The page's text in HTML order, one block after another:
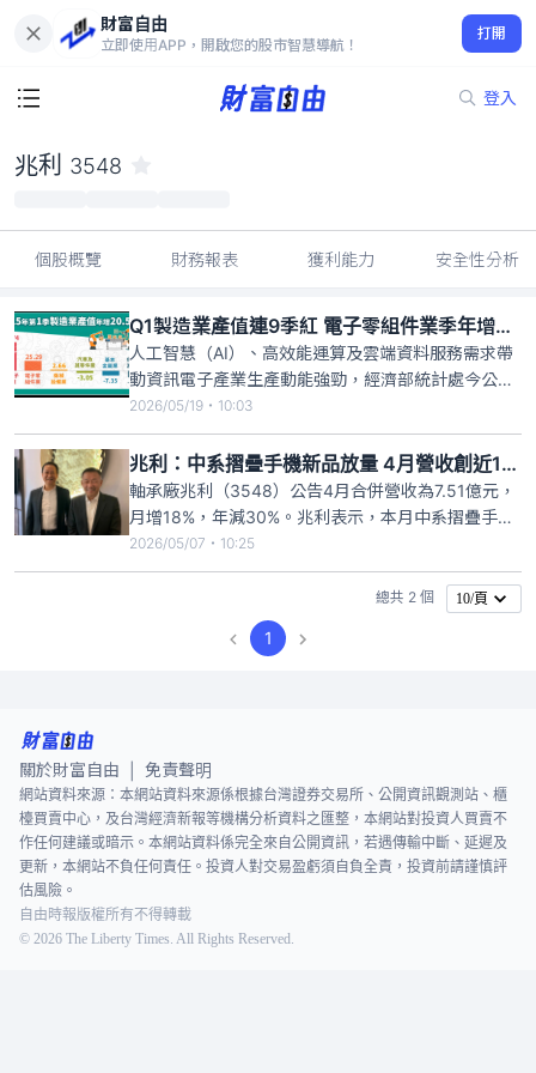
財富自由
立即使用APP，開啟您的股市智慧導航！
打開
登入
76.10
-1.29%
兆利 3548
個股概覽 財務報表 獲利能力 安全性分析
Q1製造業產值連9季紅 電子零組件業季年增25％
人工智慧（AI）、高效能運算及雲端資料服務需求帶
動資訊電子產業生產動能強勁，經濟部統計處今公
布，今年第1季製造業產值5兆9510億元，季年增
20.58%，也是連續9季正成長。其中，電子零組件業
產值2兆1779億元，季年增25.29%。統計處說明，AI
需求暢旺，推升資訊電子產業生產動能，但部分傳統
產業
2026/05/19・10:03
兆利：中系摺疊手機新品放量 4月營收創近11個月新高
軸承廠兆利（3548）公告4月合併營收為7.51億元，
月增18%，年減30%。兆利表示，本月中系摺疊手機
轉軸新品放量，帶動營收創下去年6月以來新高，短
期內隨該產品及美系NB新品同時進入出貨高峰，第二
季營運有望優於上季。在光通訊產品方面，兆利長期
生產之MPO （多芯推拉式）光纖連結器零組件產品
2026/05/07・10:25
總共 2 個 10/頁
1
關於財富自由 免責聲明
網站資料來源：本網站資料來源係根據台灣證券交易所、公開資訊觀測站、櫃
檯買賣中心，及台灣經濟新報等機構分析資料之匯整，本網站對投資人買賣不
作任何建議或暗示。本網站資料係完全來自公開資訊，若遇傳輸中斷、延遲及
更新，本網站不負任何責任。投資人對交易盈虧須自負全責，投資前請謹慎評
估風險。
自由時報版權所有不得轉載
© 2026 The Liberty Times. All Rights Reserved.